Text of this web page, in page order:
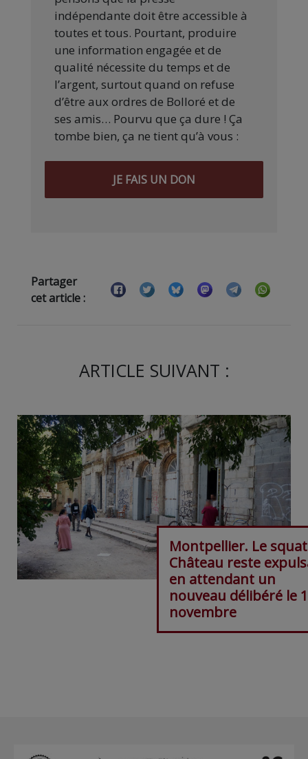
indépendante doit être accessible à
toutes et tous. Pourtant, produire
une information engagée et de
qualité nécessite du temps et de
l’argent, surtout quand on refuse
d’être aux ordres de Bolloré et de
ses amis… Pourvu que ça dure ! Ça
tombe bien, ça ne tient qu’à vous :
JE FAIS UN DON
Partager
cet article :
ARTICLE SUIVANT :
Montpellier. Le
Château reste
en attendant un
nouveau délibéré le
novembre